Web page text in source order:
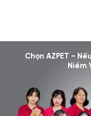
Chọn AZPET -
Niềm